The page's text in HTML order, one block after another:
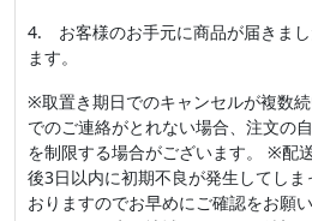
4. お客様のお手元に商品が届きまし
ます。
※取置き期日でのキャンセルが複数
でのご連絡がとれない場合、注文の
を制限する場合がございます。 ※配
後3日以内に初期不良が発生してし
おりますのでお早めにご確認をお願